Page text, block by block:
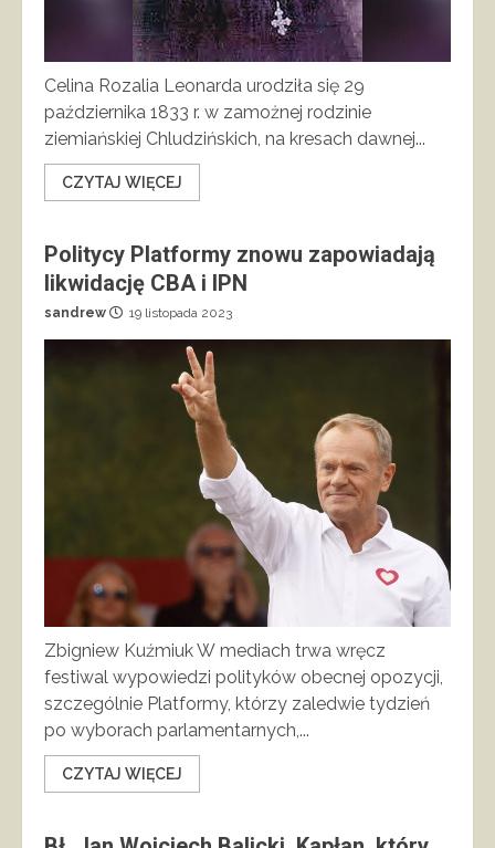
Celina Rozalia Leonarda urodziła się 29
października 1833 r. w zamożnej rodzinie
ziemiańskiej Chludzińskich, na kresach dawnej...
CZYTAJ WIĘCEJ
Politycy Platformy znowu zapowiadają
likwidację CBA i IPN
sandrew 19 listopada 2023
Zbigniew Kuźmiuk W mediach trwa wręcz
festiwal wypowiedzi polityków obecnej opozycji,
szczególnie Platformy, którzy zaledwie tydzień
po wyborach parlamentarnych,...
CZYTAJ WIĘCEJ